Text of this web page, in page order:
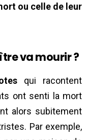
ou celle de leur
va mourir ?
qui racontent
ont senti la mort
alors subitement
Par exemple,